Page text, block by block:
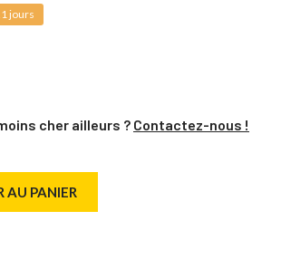
jours
cher ailleurs ? Contactez-nous !
AU PANIER